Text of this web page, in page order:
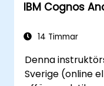
IBM Cognos
14 Timmar
Denna
Sverige (online